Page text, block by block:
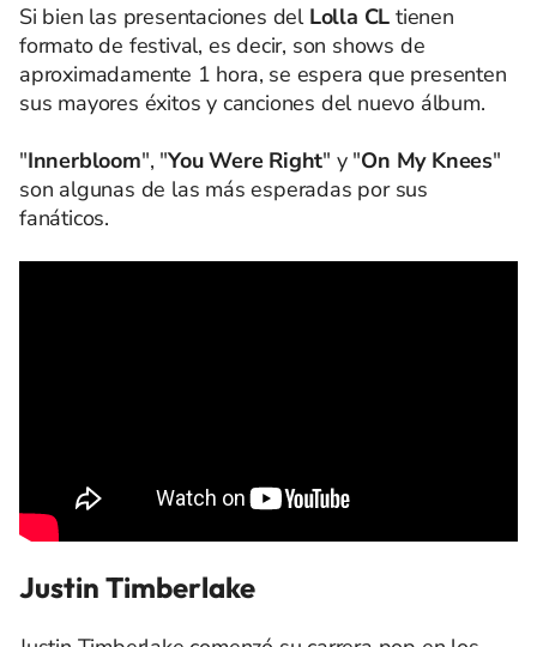
Si bien las presentaciones del Lolla CL tienen
formato de festival, es decir, son shows de
aproximadamente 1 hora, se espera que presenten
sus mayores éxitos y canciones del nuevo álbum.
"Innerbloom", "You Were Right" y "On My Knees"
son algunas de las más esperadas por sus
fanáticos.
Justin Timberlake